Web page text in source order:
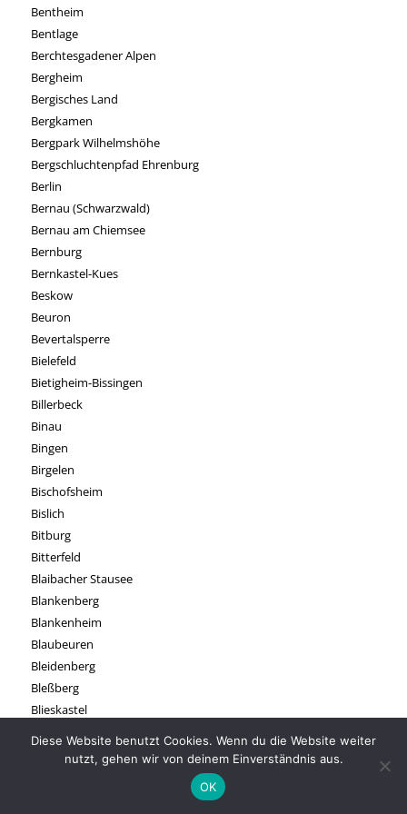
Bentheim
Bentlage
Berchtesgadener Alpen
Bergheim
Bergisches Land
Bergkamen
Bergpark Wilhelmshöhe
Bergschluchtenpfad Ehrenburg
Berlin
Bernau (Schwarzwald)
Bernau am Chiemsee
Bernburg
Bernkastel-Kues
Beskow
Beuron
Bevertalsperre
Bielefeld
Bietigheim-Bissingen
Billerbeck
Binau
Bingen
Birgelen
Bischofsheim
Bislich
Bitburg
Bitterfeld
Blaibacher Stausee
Blankenberg
Blankenheim
Blaubeuren
Bleidenberg
Bleßberg
Blieskastel
Blomberg
Diese Website benutzt Cookies. Wenn du die Website weiter
nutzt, gehen wir von deinem Einverständnis aus.
OK